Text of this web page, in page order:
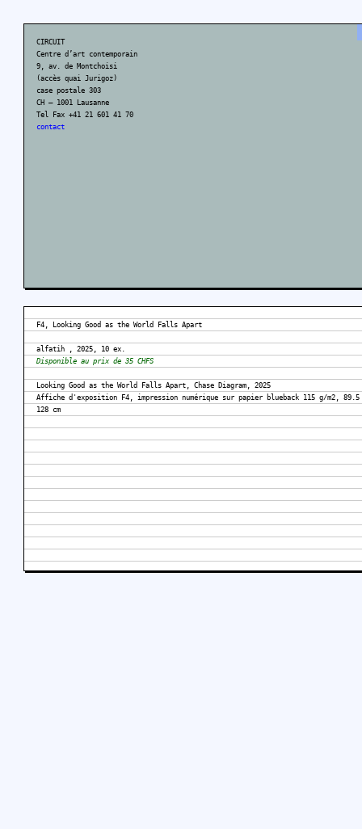
CIRCUIT
Centre d’art contemporain
9, av. de Montchoisi
(accès quai Jurigoz)
case postale 303
CH – 1001 Lausanne
Tel Fax +41 21 601 41 70
contact
F4, Looking Good as the World Falls Apart
alfatih , 2025, 10 ex.
Disponible au prix de 35 CHFS
Looking Good as the World Falls Apart, Chase Diagram, 2025
Affiche d'exposition F4, impression numérique sur papier blueback 115 g/m2, 89.5
128 cm